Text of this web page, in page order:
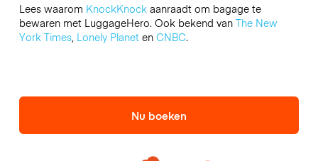
Lees waarom KnockKnockaanraadt om bagage te
bewaren met LuggageHero. Ook bekend van The New
York Times, Lonely Planeten CNBC.
Nu boeken